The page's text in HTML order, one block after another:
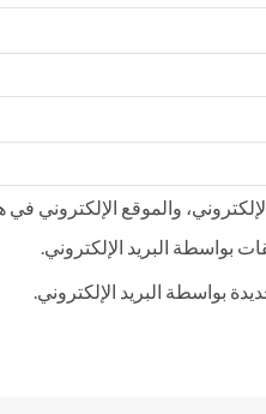
والموقع الإلكتروني في
بواسطة البريد الإلكتروني.
بواسطة البريد الإلكتروني.